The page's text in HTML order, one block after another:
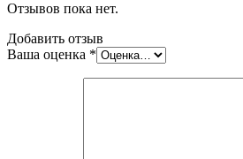
Отзывов пока нет.
Добавить отзыв
Ваша оценка *